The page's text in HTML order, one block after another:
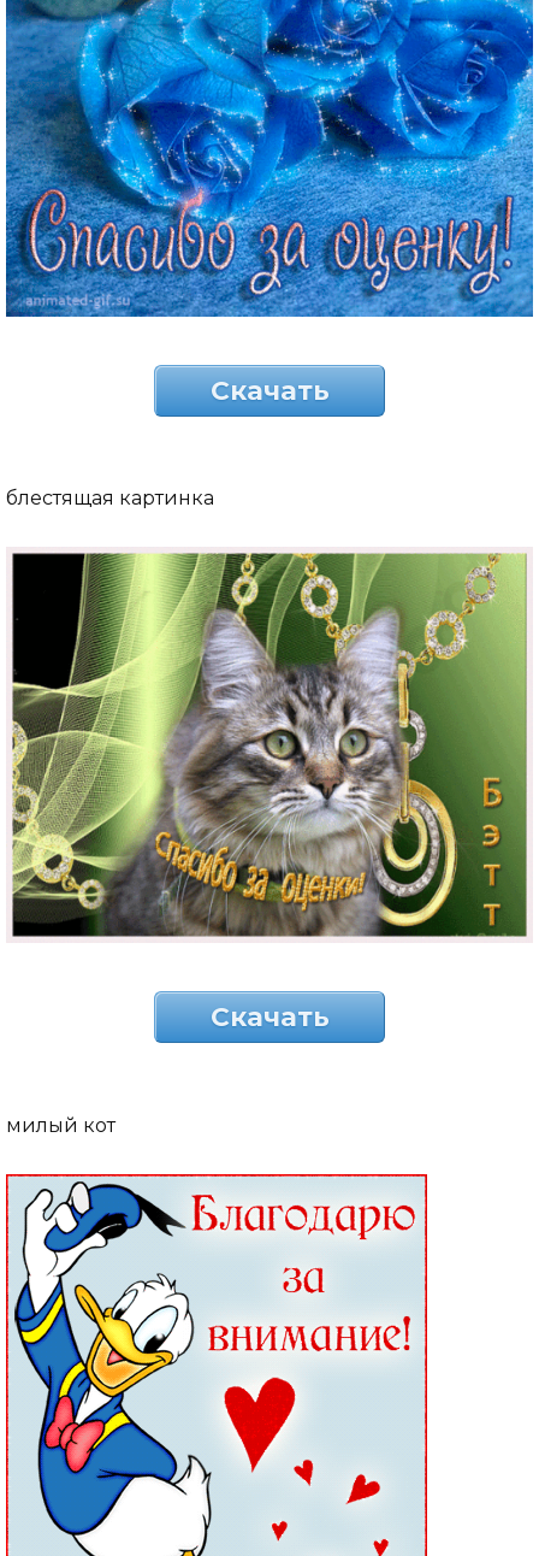
Скачать
блестящая картинка
Скачать
милый кот